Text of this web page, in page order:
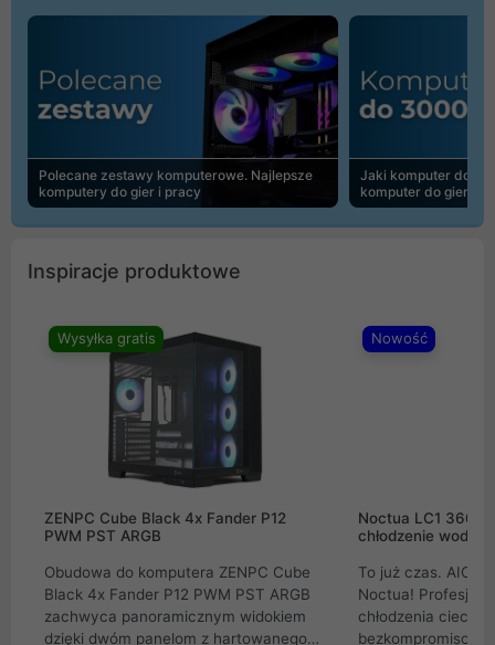
Polecane zestawy komputerowe. Najlepsze
komputery do gier i pracy
Jaki komputer do
komputer do gier |
Inspiracje produktowe
Wysyłka gratis
ZENPC Cube Black 4x Fander P12
PWM PST ARGB
Obudowa do komputera ZENPC Cube
Black 4x Fander P12 PWM PST ARGB
zachwyca panoramicznym widokiem
dzięki dwóm panelom z hartowanego
Nowość
Noctua LC1
chłodzenie wodne
To już czas. AIO
Noctua!
chłodzenia cieczą